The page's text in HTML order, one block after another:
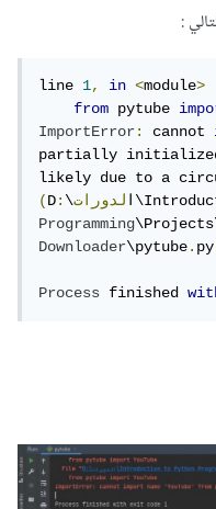
:
line 1, in <module>
from pytube
ImportError:
partially
likely due to a
(D: \ا لدورات
Programming
Downloader\pytube.
Process finished